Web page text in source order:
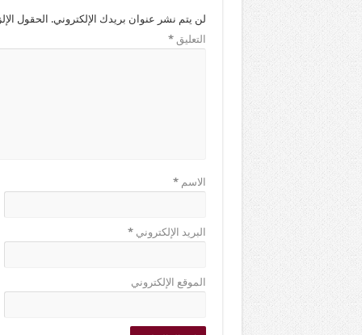
لن يتم نشر عنوان بريدك الإلكتروني. الحقول
التعليق*
الاسم*
البريد الإلكتروني*
الموقع الإلكتروني